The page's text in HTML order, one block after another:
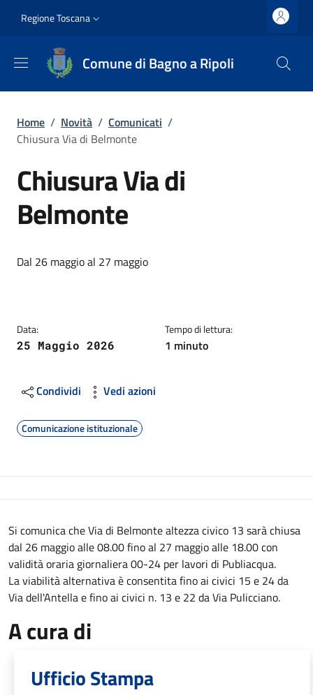
Slim top
Regione Toscana
Comune di Bagno a Ripoli
Briciole di pane
Home / Novità / Comunicati /
Chiusura Via di Belmonte
Chiusura Via di
Belmonte
Dettagli
Dal 26 maggio al 27 maggio
Data:
25 Maggio 2026
Tempo di lettura:
1 minuto
Condividi Vedi azioni
Comunicazione istituzionale
Descrizione
Si comunica che Via di Belmonte altezza civico 13 sarà chiusa
dal 26 maggio alle 08.00 fino al 27 maggio alle 18.00 con
validità oraria giornaliera 00-24 per lavori di Publiacqua.
La viabilità alternativa è consentita fino ai civici 15 e 24 da
Via dell'Antella e fino ai civici n. 13 e 22 da Via Pulicciano.
A cura di
Ufficio Stampa